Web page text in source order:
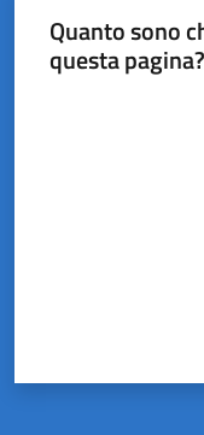
Quanto sono
questa pagina?